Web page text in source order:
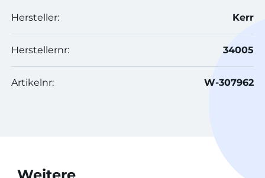
Hersteller: Kerr
Herstellernr: 34005
Artikelnr: W-307962